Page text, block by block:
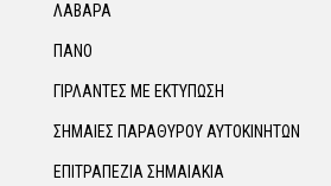
ΛΑΒΑΡΑ
ΠΑΝΟ
ΓΙΡΛΑΝΤΕΣ ΜΕ ΕΚΤΥΠΩΣΗ
ΣΗΜΑΙΕΣ ΠΑΡΑΘΥΡΟΥ ΑΥΤΟΚΙΝΗΤΩΝ
ΕΠΙΤΡΑΠΕΖΙΑ ΣΗΜΑΙΑΚΙΑ